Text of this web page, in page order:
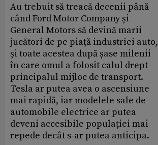
Au trebuit să treacă decenii până
când Ford Motor Company și
General Motors să devină marii
jucători de pe piață industriei auto,
și toate acestea după șase milenii
în care omul a folosit calul drept
principalul mijloc de transport.
Tesla ar putea avea o ascensiune
mai rapidă, iar modelele sale de
automobile electrice ar putea
deveni accesibile populației mai
repede decât s-ar putea anticipa.